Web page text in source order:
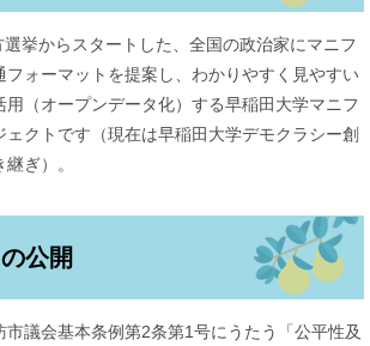
挙からスタートした、全国の政治家にマニフ
フォーマットを提案し、わかりやすく見やすい
（オープンデータ化）する早稲田大学マニフ
ェクトです（現在は早稲田大学デモクラシー創
ぎ）。
公開
議会基本条例第2条第1号にうたう「公平性及